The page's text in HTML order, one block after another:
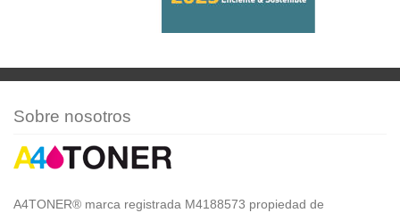
Sobre nosotros
A4TONER® marca registrada M4188573 propiedad de